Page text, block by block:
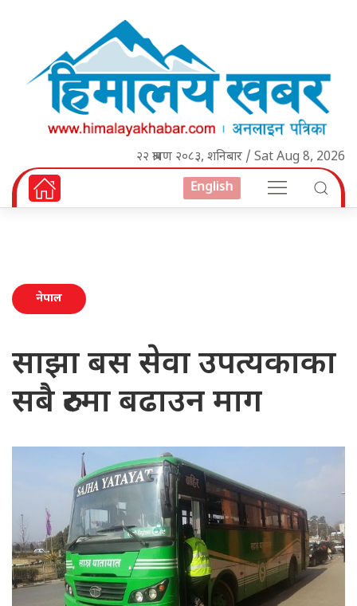
२२ श्रावण २०८३, शनिबार / Sat Aug 8, 2026
English
नेपाल
साझा बस सेवा उपत्यकाका
सबै रुटमा बढाउन माग